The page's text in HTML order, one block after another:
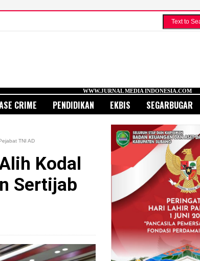
WWW.JURNAL MEDIA INDONESIA.COM
CRIME PENDIDIKAN EKBIS SEGARBUGAR
TNI AD
Kodal
Sertijab